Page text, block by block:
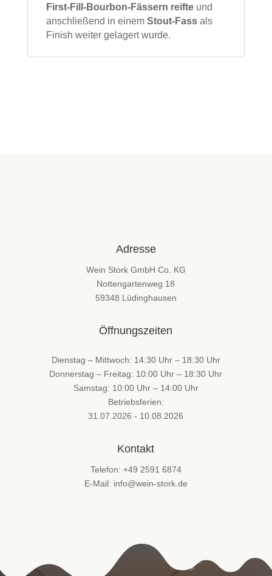
First‑Fill‑Bourbon‑Fässern reifteund
anschließend in einem Stout‑Fass als
Finish weiter gelagert wurde.
Adresse
Wein Stork GmbH Co. KG
Nottengartenweg 18
59348 Lüdinghausen
Öffnungszeiten
Dienstag – Mittwoch: 14:30 Uhr – 18:30 Uhr
Donnerstag – Freitag: 10:00 Uhr – 18:30 Uhr
Samstag: 10:00 Uhr – 14:00 Uhr
Betriebsferien:
31.07.2026 - 10.08.2026
Kontakt
Telefon: +49 2591 6874
E-Mail: info@wein-stork.de